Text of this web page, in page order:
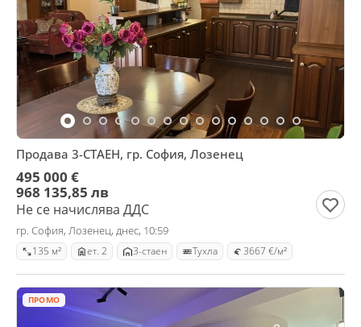
Продава 3-СТАЕН, гр. София, Лозенец
495 000 €
968 135,85 лв
Не се начислява ДДС
гр. София, Лозенец, днес, 10:59
135 м² ет. 2 3-стаен Тухла 3667 €/м²
ПРОМО